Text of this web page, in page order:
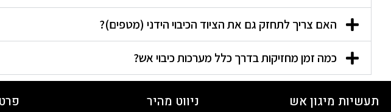
האם צריך לתחזק גם את הציוד הכיבוי הידני (מטפים)?
כמה זמן מחזיקות בדרך כלל מערכות כיבוי אש?
תעשיות מיגון אש ניווט מהיר